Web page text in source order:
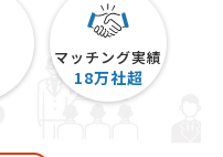
マッチング実績
18万社超